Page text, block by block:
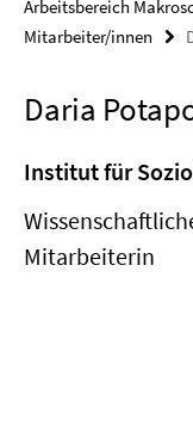
Arbeitsbereich
Mitarbeiter/innen
Daria
Institut für
Mitarbeiterin